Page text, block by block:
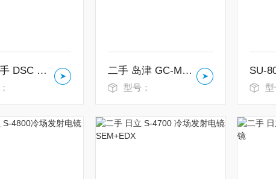
耐驰 二手 DSC 差示扫描量热仪 二手 岛津 GC-MSMS TQ8050气质质
型号： 型